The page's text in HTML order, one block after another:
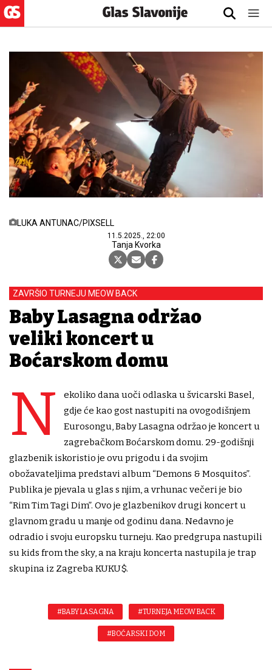
LUKA ANTUNAC/PIXSELL
11.5.2025., 22:00
Tanja Kvorka
ZAVRŠIO TURNEJU MEOW BACK
Baby Lasagna održao
veliki koncert u
Boćarskom domu
N
ekoliko dana uoči odlaska u švicarski Basel,
gdje će kao gost nastupiti na ovogodišnjem
Eurosongu, Baby Lasagna održao je koncert u
zagrebačkom Boćarskom domu. 29-godišnji
glazbenik iskoristio je ovu prigodu i da svojim
obožavateljima predstavi album “Demons & Mosquitos”.
Publika je pjevala u glas s njim, a vrhunac večeri je bio
“Rim Tim Tagi Dim”. Ovo je glazbenikov drugi koncert u
glavnom gradu u manje od godinu dana. Nedavno je
odradio i svoju europsku turneju. Kao predgrupa nastupili
su kids from the sky, a na kraju koncerta nastupila je trap
skupina iz Zagreba KUKU$.
#BABY LASAGNA #TURNEJA MEOW BACK
#BOĆARSKI DOM